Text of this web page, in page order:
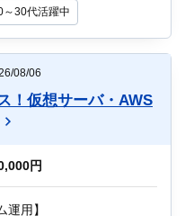
、Zabbix
ワーク）はありますか？
程度の在宅勤務が可能で
多数ございます。
～30代活躍中
08/06
！仮想サーバ・AWS
円
運用】